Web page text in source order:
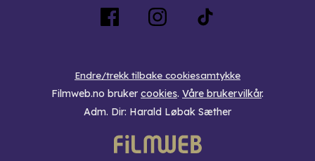
Endre/trekk tilbake cookiesamtykke
Filmweb.no bruker cookies. Våre brukervilkår.
Adm. Dir: Harald Løbak Sæther